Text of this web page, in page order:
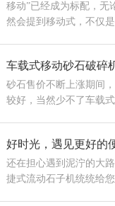
移动”已经成为标配，无
然会提到移动式，不仅
车载式移动砂石破碎
砂石售价不断上涨期间
较好，当然少不了车载
好时光，遇见更好的
还在担心遇到泥泞的大
捷式流动石子机统统给